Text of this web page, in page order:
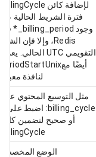
فترة الشريط الحالية عند
وجود billing_period_* في
Redis، وإلا فإن الشهر
التقويمي UTC الحالي. يعمل
أيضًا معperiodStartUnix
لنافذة معينة.
مثل التوسيع المحتوي على
أو صحيح لتضمين كائن
billingCycle.
الوضع المخصص: